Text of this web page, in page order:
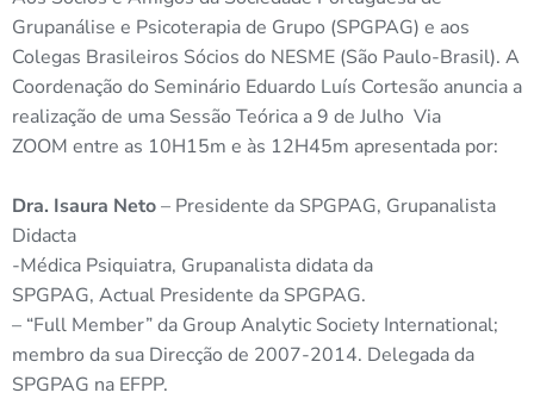
Grupanálise e Psicoterapia de Grupo (SPGPAG) e aos
Colegas Brasileiros Sócios do NESME (São Paulo-Brasil). A
Coordenação do Seminário Eduardo Luís Cortesão anuncia a
realização de uma Sessão Teórica a 9 de Julho Via
ZOOM entre as 10H15m e às 12H45m apresentada por:
Dra. Isaura Neto– Presidente da SPGPAG, Grupanalista
Didacta
-Médica Psiquiatra, Grupanalista didata da
SPGPAG, Actual Presidente da SPGPAG.
– “Full Member” da Group Analytic Society International;
membro da sua Direcção de 2007-2014. Delegada da
SPGPAG na EFPP.